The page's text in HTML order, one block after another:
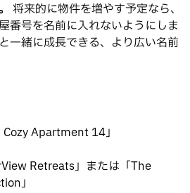
将来的に物件を増やす予定なら、
番号を名前に入れないようにしま
一緒に成長できる、より広い名前
Apartment 14」
Retreats」または「The
」